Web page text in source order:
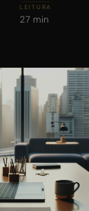
LEITURA
27 min